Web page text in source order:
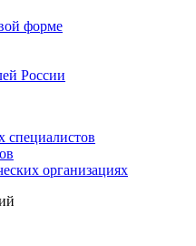
форме
России
специалистов
организациях